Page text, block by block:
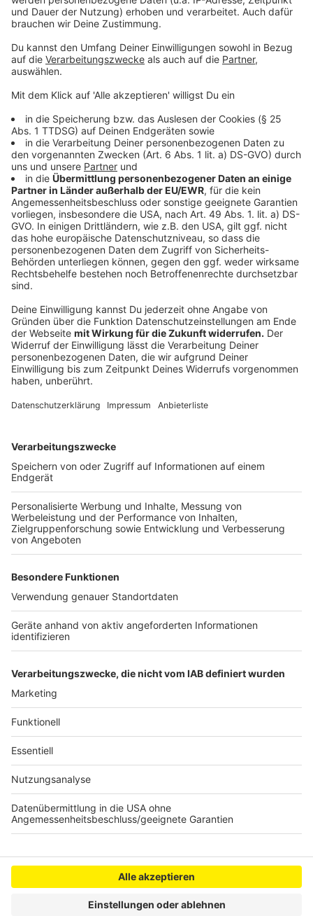
Wet" (1986), "Keep The Faith" (1992) oder "Crush"
(2000) und ist dennoch ein gelungenes und
kurzweiliges Rockalbum mit viel guter Laune. Mit den
neuen Songs habe die von ursprünglich fünf auf sieben
Mitglieder angewachsene Band "zur Freude
zurückgefunden". "Der Blick zurück hat uns glücklich
Aufnahmen waren eine Freude."
Anzeige
Das neue Album von Bon Jovi zum
Durchhören
Anzeige
Die Single "Legendary" von Bon Jovi
Anzeige
Zustimmung, um den YouTube
Video-Service zu laden!
Wir verwenden einen Service eines
Drittanbieters, um Videoinhalte
einzubetten. Dieser Service kann
sammeln. Bitte lesen Sie die
Details durch und stimmen Sie der
Nutzung des Service zu, um dieses
Video anzusehen.
Akzeptieren
Die Hit-Single des neuen Albums "Forever" zum
Anhören: "Legendary" von Bon Jovi
Anzeige
Anzeige